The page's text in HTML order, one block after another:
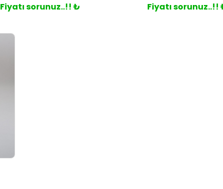
Fiyatı sorunuz..!! ₺ Fiyatı sorunuz..!!